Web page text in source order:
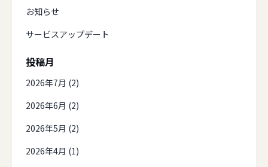
お知らせ
サービスアップデート
投稿月
2026年7月 (2)
2026年6月 (2)
2026年5月 (2)
2026年4月 (1)